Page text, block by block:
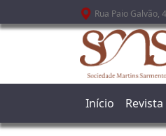
Passar para o conteúdoRua Paio Galvão,
Início Revista